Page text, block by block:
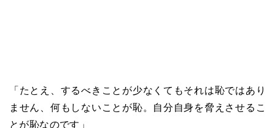
「たとえ、するべきことが少なくてもそれは恥ではあり
ません、何もしないことが恥。自分自身を脅えさせるこ
とが恥なのです」